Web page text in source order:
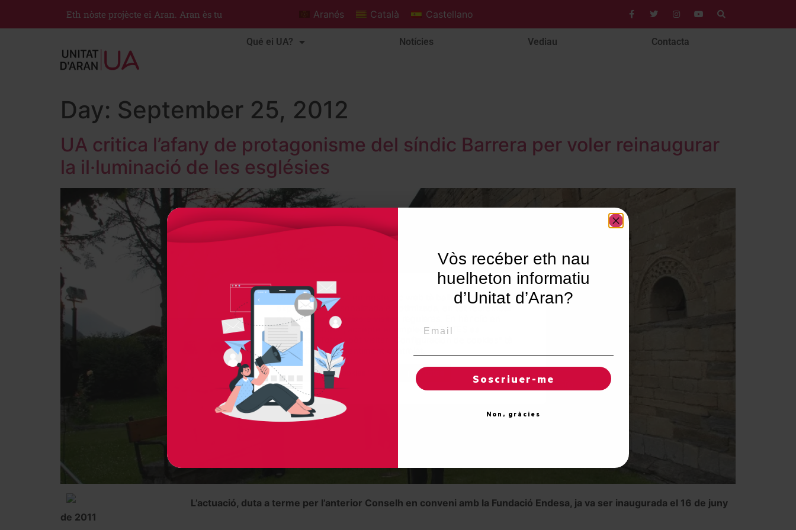
Eth nòste projècte ei Aran. Aran ès tu Aranés Català Castellano
Qué ei UA? Notícies Vediau Contacta
Day: September 25, 2012
UA critica l’afany de protagonisme del síndic Barrera per voler reinaugurar
la il·luminació de les esglésies
L’actuació, duta a terme per l’anterior Conselh en conveni amb la Fundació Endesa, ja va ser inaugurada el 16 de juny
de 2011
Utilisam "cookies" en nòste lòc web tà balhar ar usuari ua
experiéncia personalizada e optimizada, en tot rebrembar
es sues preferéncies e visites regulares. En hèr clic en
"Acceptar totes", accèpte er emplec de TOTES es
"cookies". Totun, pòt visitar "Configuracion de cookies" tà
concedir un consentiment controlat.
Reglatges de "cookies" Acceptar totes
Vòs recéber eth nau
huelheton informatiu
d’Unitat d’Aran?
Soscriuer-me
Non, gràcies